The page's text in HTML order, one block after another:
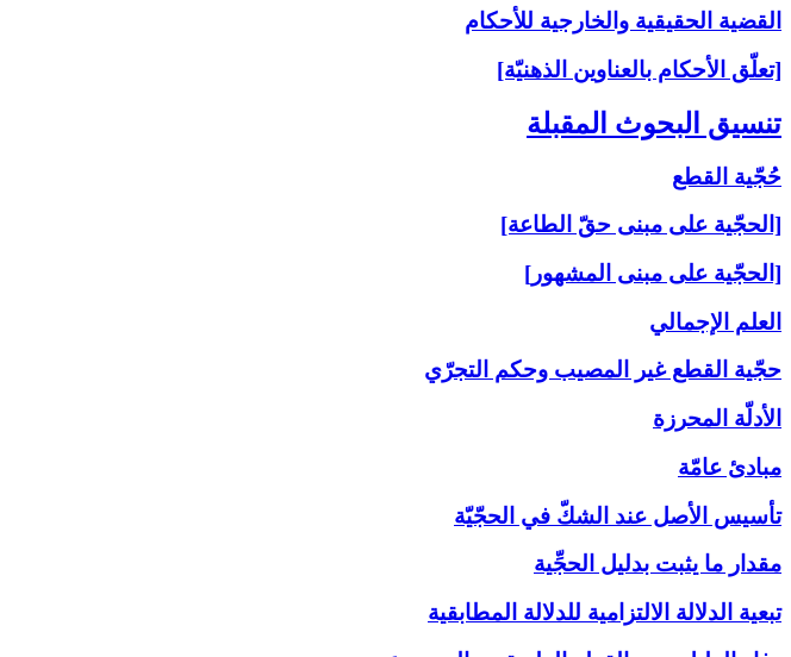
القضية الحقيقية والخارجية للأحكام
[تعلّق الأحكام بالعناوين الذهنيّة]
تنسيق البحوث المقبلة
حُجّية القطع
[الحجّية على مبنى حقّ الطاعة]
[الحجّية على مبنى المشهور]
العلم الإجمالي
حجّية القطع غير المصيب وحكم التجرّي
الأدلّة المحرزة
مبادئ عامّة
تأسيس الأصل عند الشكّ في الحجّيّة
مقدار ما يثبت بدليل الحجِّية
تبعية الدلالة الالتزامية للدلالة المطابقية